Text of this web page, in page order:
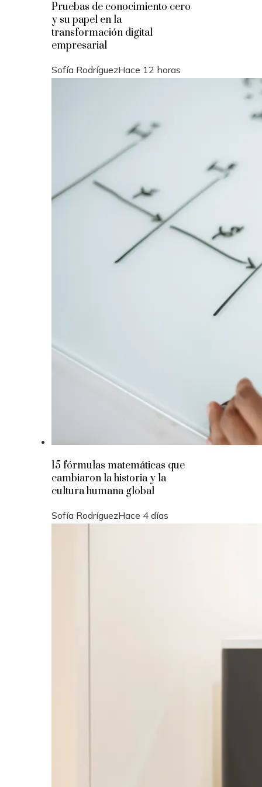
Pruebas de conocimiento cero
y su papel en la
transformación digital
empresarial
Sofía RodríguezHace 12 horas
15 fórmulas matemáticas que
cambiaron la historia y la
cultura humana global
Sofía RodríguezHace 4 días